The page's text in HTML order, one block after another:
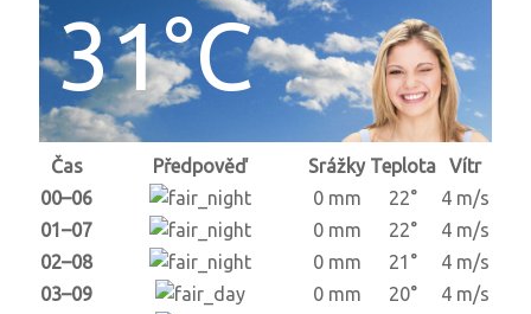
31°C
Čas Předpověď Srážky Teplota
Vítr
00–06
0 mm 22°
4 m/s
01–07
0 mm 22°
4 m/s
02–08
0 mm 21°
4 m/s
03–09
0 mm 20°
4 m/s